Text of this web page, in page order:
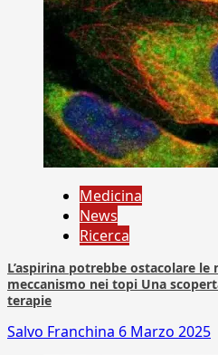
Medicina
News
Ricerca
L’aspirina potrebbe ostacolare
meccanismo nei topi Una
terapie
Salvo Franchina 6 Marzo 2025